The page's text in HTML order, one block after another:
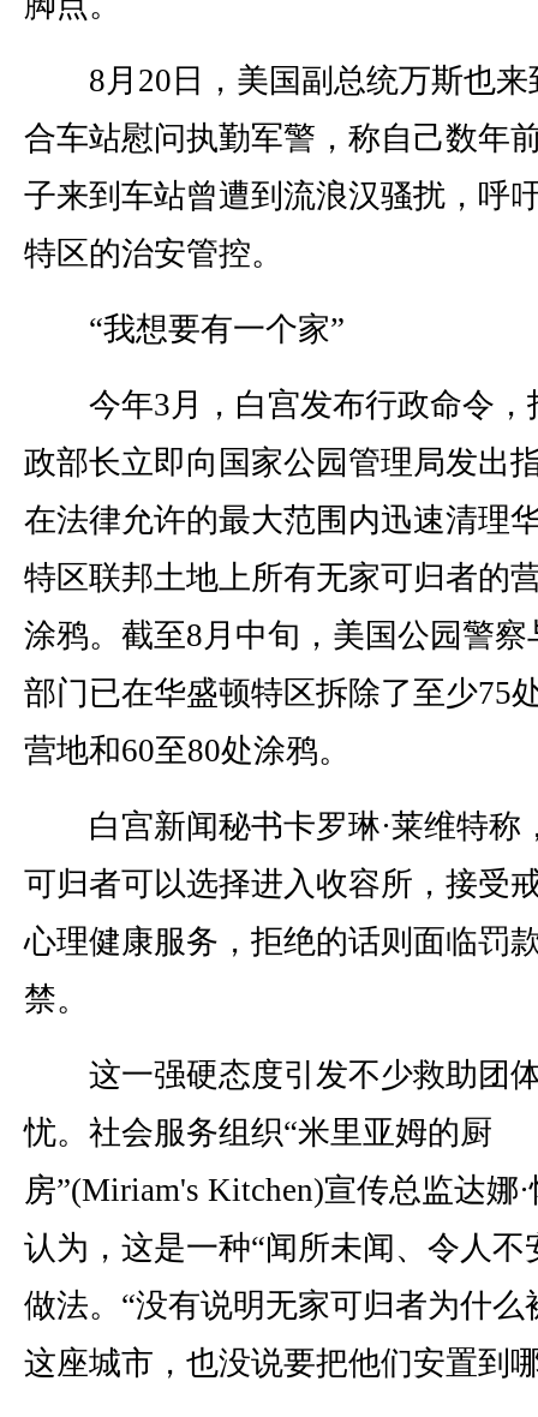
8月20日，美国副总统万斯也来
合车站慰问执勤军警，称自己数年
子来到车站曾遭到流浪汉骚扰，呼
特区的治安管控。
“我想要有一个家”
今年3月，白宫发布行政命令，
政部长立即向国家公园管理局发出
在法律允许的最大范围内迅速清理
特区联邦土地上所有无家可归者的
涂鸦。截至8月中旬，美国公园警察
部门已在华盛顿特区拆除了至少75
营地和60至80处涂鸦。
白宫新闻秘书卡罗琳·莱维特称
可归者可以选择进入收容所，接受
心理健康服务，拒绝的话则面临罚
禁。
这一强硬态度引发不少救助团
忧。社会服务组织“米里亚姆的厨
房”(Miriam's Kitchen)宣传总监达娜
认为，这是一种“闻所未闻、令人不
做法。“没有说明无家可归者为什么
这座城市，也没说要把他们安置到